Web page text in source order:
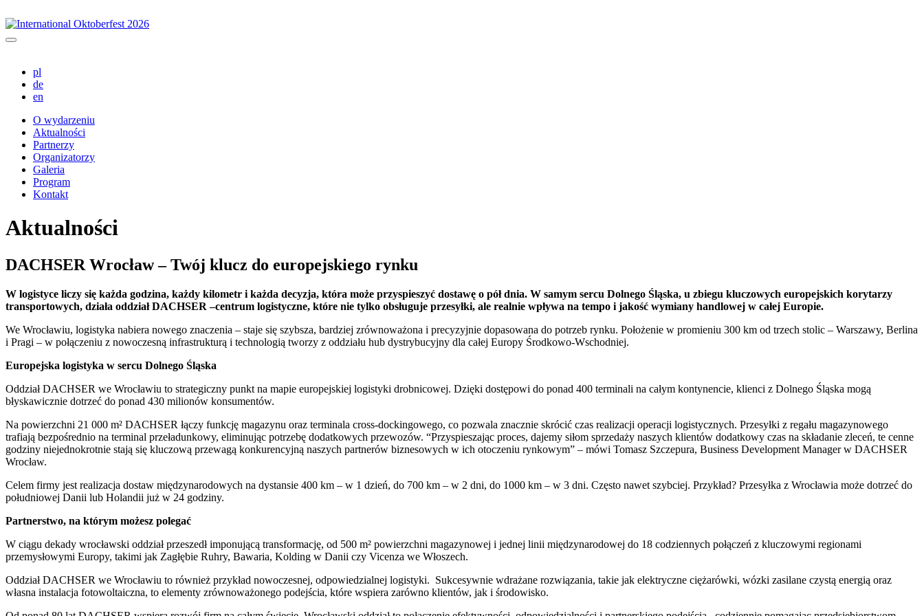
pl
de
en
O wydarzeniu
Aktualności
Partnerzy
Organizatorzy
Galeria
Program
Kontakt
Aktualności
DACHSER Wrocław – Twój klucz do europejskiego rynku
W logistyce liczy się każda godzina, każdy kilometr i każda decyzja, która może przyspieszyć dostawę o pół dnia. W samym sercu Dolnego Śląska, u zbiegu kluczowych europejskich korytarzy
transportowych, działa oddział DACHSER –centrum logistyczne, które nie tylko obsługuje przesyłki, ale realnie wpływa na tempo i jakość wymiany handlowej w całej Europie.
We Wrocławiu, logistyka nabiera nowego znaczenia – staje się szybsza, bardziej zrównoważona i precyzyjnie dopasowana do potrzeb rynku. Położenie w promieniu 300 km od trzech stolic – Warszawy, Berlina
i Pragi – w połączeniu z nowoczesną infrastrukturą i technologią tworzy z oddziału hub dystrybucyjny dla całej Europy Środkowo-Wschodniej.
Europejska logistyka w sercu Dolnego Śląska
Oddział DACHSER we Wrocławiu to strategiczny punkt na mapie europejskiej logistyki drobnicowej. Dzięki dostępowi do ponad 400 terminali na całym kontynencie, klienci z Dolnego Śląska mogą
błyskawicznie dotrzeć do ponad 430 milionów konsumentów.
Na powierzchni 21 000 m² DACHSER łączy funkcję magazynu oraz terminala cross-dockingowego, co pozwala znacznie skrócić czas realizacji operacji logistycznych. Przesyłki z regału magazynowego
trafiają bezpośrednio na terminal przeładunkowy, eliminując potrzebę dodatkowych przewozów. “Przyspieszając proces, dajemy siłom sprzedaży naszych klientów dodatkowy czas na składanie zleceń, te cenne
godziny niejednokrotnie stają się kluczową przewagą konkurencyjną naszych partnerów biznesowych w ich otoczeniu rynkowym” – mówi Tomasz Szczepura, Business Development Manager w DACHSER
Wrocław.
Celem firmy jest realizacja dostaw międzynarodowych na dystansie 400 km – w 1 dzień, do 700 km – w 2 dni, do 1000 km – w 3 dni. Często nawet szybciej. Przykład? Przesyłka z Wrocławia może dotrzeć do
południowej Danii lub Holandii już w 24 godziny.
Partnerstwo, na którym możesz polegać
W ciągu dekady wrocławski oddział przeszedł imponującą transformację, od 500 m² powierzchni magazynowej i jednej linii międzynarodowej do 18 codziennych połączeń z kluczowymi regionami
przemysłowymi Europy, takimi jak Zagłębie Ruhry, Bawaria, Kolding w Danii czy Vicenza we Włoszech.
Oddział DACHSER we Wrocławiu to również przykład nowoczesnej, odpowiedzialnej logistyki. Sukcesywnie wdrażane rozwiązania, takie jak elektryczne ciężarówki, wózki zasilane czystą energią oraz
własna instalacja fotowoltaiczna, to elementy zrównoważonego podejścia, które wspiera zarówno klientów, jak i środowisko.